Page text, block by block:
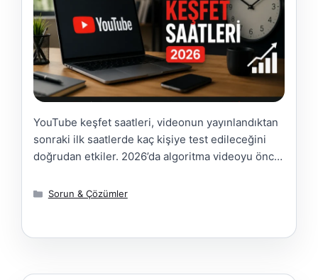
YouTube keşfet saatleri, videonun yayınlandıktan
sonraki ilk saatlerde kaç kişiye test edileceğini
doğrudan etkiler. 2026’da algoritma videoyu önce
videoyu izler, durur ve etkileşim verirse video
Kategoriler
Sorun & Çözümler